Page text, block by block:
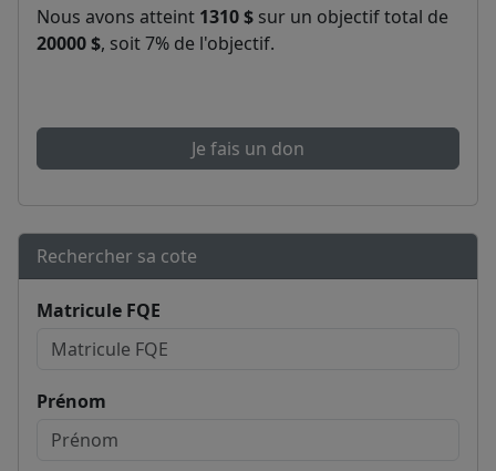
Nous avons atteint 1310 $ sur un objectif total de
20000 $, soit 7% de l'objectif.
Je fais un don
Rechercher sa cote
Matricule FQE
Prénom